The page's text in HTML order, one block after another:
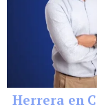
Herrera en